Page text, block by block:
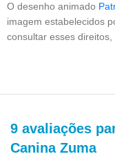
O desenho animado
imagem estabelecidos
consultar esses
9 avaliações
Canina Zuma